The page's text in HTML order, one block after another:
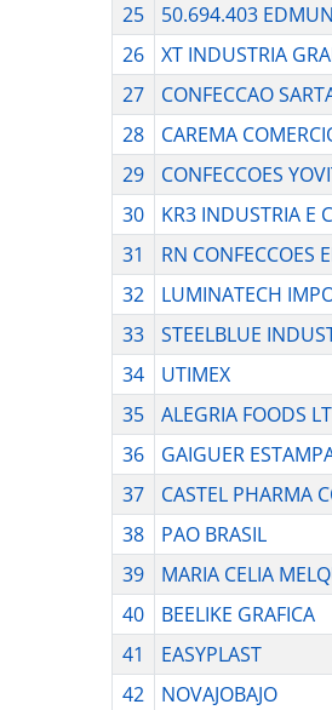
25
50.694.403
26
XT INDUSTRIA
27
CONFECCAO
28
CAREMA
29
CONFECCOES
30
KR3 INDUSTRIA E
31
RN CONFECCOES
32
LUMINATECH
33
STEELBLUE
34
UTIMEX
35
ALEGRIA FOODS
36
GAIGUER
37
CASTEL PHARMA
38
PAO BRASIL
39
MARIA CELIA
40
BEELIKE GRAFICA
41
EASYPLAST
42
NOVAJOBAJO